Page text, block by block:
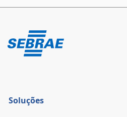
Soluções